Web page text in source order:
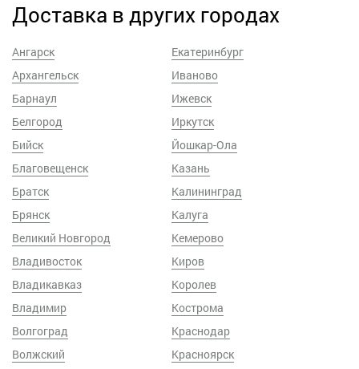
Доставка в других городах
Ангарск
Архангельск
Барнаул
Белгород
Бийск
Благовещенск
Братск
Брянск
Великий Новгород
Владивосток
Владикавказ
Владимир
Волгоград
Волжский
Екатеринбург
Иваново
Ижевск
Иркутск
Йошкар-Ола
Казань
Калининград
Калуга
Кемерово
Киров
Королев
Кострома
Краснодар
Красноярск